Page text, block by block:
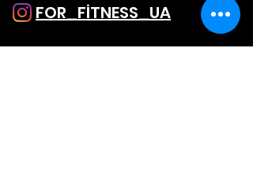
FOR_FİTNESS_UA